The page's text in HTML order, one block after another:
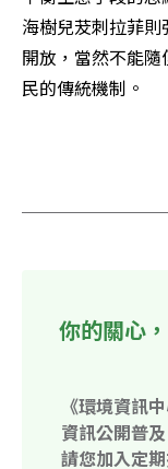
海樹兒茇刺拉菲
開放，當然不能
民的傳統機制。
你的關心
《環境資訊
資訊公開普
請您加入定